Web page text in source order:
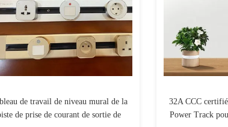
de travail de niveau mural de la
de prise de courant de sortie de
32A CCC
Power Track